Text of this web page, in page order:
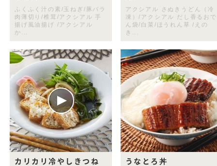
ふくふく汁の素/玉ねぎ/豚バラ
肉薄切り/椎茸/アクシアル 手
揚げ風油揚げ /アクシアル
か...
アクシアル さぬきうどん（冷
凍）/アクシアル だし香るおで
ん袋/白菜/ほうれん草 /えの
き...
カリカリ冷やしきつね
うなとろ丼